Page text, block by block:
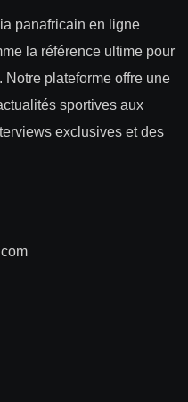
panafricain en ligne
la référence ultime pour
Notre plateforme offre une
sportives aux
exclusives et des